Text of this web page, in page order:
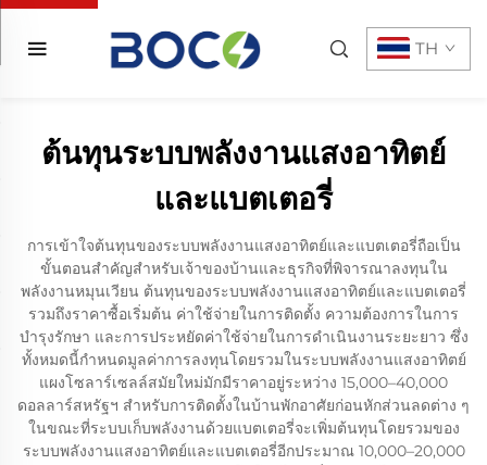
TH
ต้นทุนระบบพลังงานแสงอาทิตย์
และแบตเตอรี่
การเข้าใจต้นทุนของระบบพลังงานแสงอาทิตย์และแบตเตอรี่ถือเป็น
ขั้นตอนสำคัญสำหรับเจ้าของบ้านและธุรกิจที่พิจารณาลงทุนใน
พลังงานหมุนเวียน ต้นทุนของระบบพลังงานแสงอาทิตย์และแบตเตอรี่
รวมถึงราคาซื้อเริ่มต้น ค่าใช้จ่ายในการติดตั้ง ความต้องการในการ
บำรุงรักษา และการประหยัดค่าใช้จ่ายในการดำเนินงานระยะยาว ซึ่ง
ทั้งหมดนี้กำหนดมูลค่าการลงทุนโดยรวมในระบบพลังงานแสงอาทิตย์
แผงโซลาร์เซลล์สมัยใหม่มักมีราคาอยู่ระหว่าง 15,000–40,000
ดอลลาร์สหรัฐฯ สำหรับการติดตั้งในบ้านพักอาศัยก่อนหักส่วนลดต่าง ๆ
ในขณะที่ระบบเก็บพลังงานด้วยแบตเตอรี่จะเพิ่มต้นทุนโดยรวมของ
ระบบพลังงานแสงอาทิตย์และแบตเตอรี่อีกประมาณ 10,000–20,000